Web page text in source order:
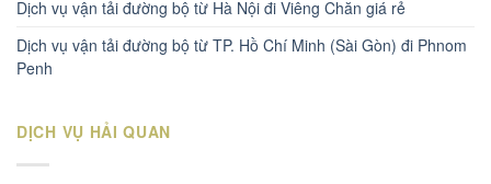
Dịch vụ vận tải đường bộ từ Hà Nội đi Viêng Chăn giá rẻ
Dịch vụ vận tải đường bộ từ TP. Hồ Chí Minh (Sài Gòn) đi Phnom
Penh
DỊCH VỤ HẢI QUAN